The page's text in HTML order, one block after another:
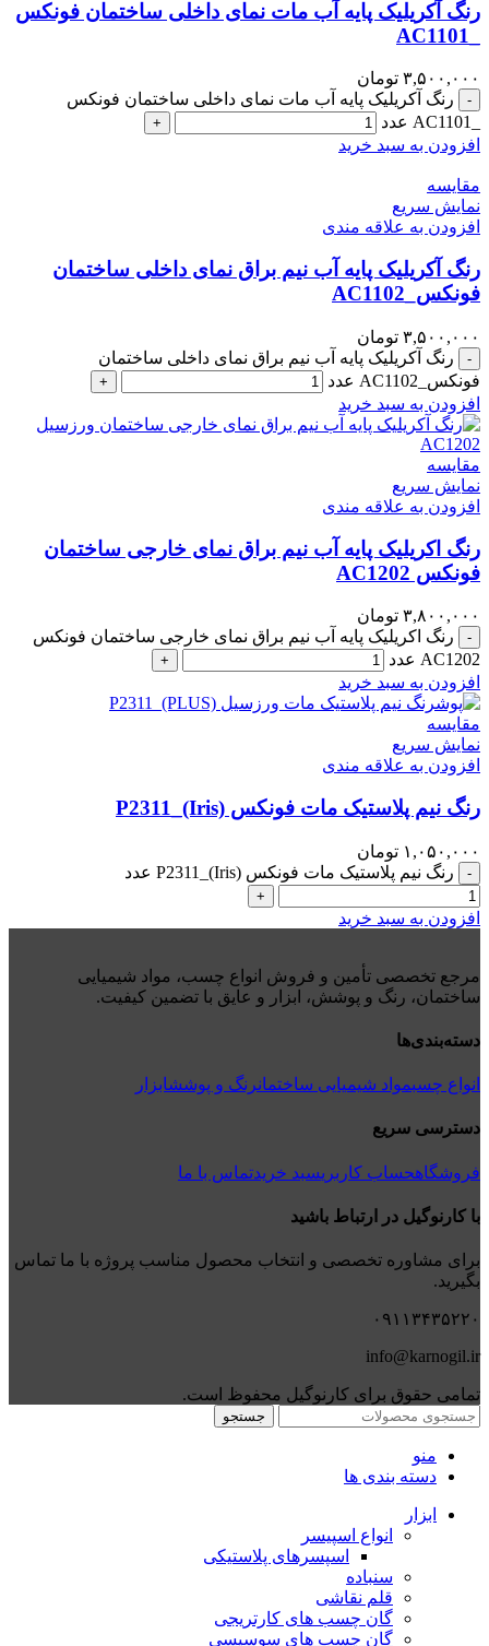
رنگ آکریلیک پایه آب مات نمای داخلی ساختمان فونکس
۳,۵۰۰,۰۰۰ تومان
-
رنگ آکریلیک پایه آب مات نمای داخلی ساختمان فونکس
+
افزودن به سبد خرید
مقايسه
نمایش سریع
افزودن به علاقه مندی
رنگ آکریلیک پایه آب نیم براق نمای داخلی ساختمان
فونکس_AC1102
۳,۵۰۰,۰۰۰ تومان
-
رنگ آکریلیک پایه آب نیم براق نمای داخلی ساختمان
فونکس_AC1102 عدد
+
افزودن به سبد خرید
مقايسه
نمایش سریع
افزودن به علاقه مندی
رنگ اکریلیک پایه آب نیم براق نمای خارجی ساختمان
فونکس AC1202
۳,۸۰۰,۰۰۰ تومان
-
رنگ اکریلیک پایه آب نیم براق نمای خارجی ساختمان فونکس
AC1202 عدد
+
افزودن به سبد خرید
مقايسه
نمایش سریع
افزودن به علاقه مندی
رنگ نیم پلاستیک مات فونکس P2311_(Iris)
۱,۰۵۰,۰۰۰ تومان
- رنگ نیم پلاستیک مات فونکس P2311_(Iris) عدد
+
افزودن به سبد خرید
مرجع تخصصی تأمین و فروش انواع چسب، مواد شیمیایی
ساختمان، رنگ و پوشش، ابزار و عایق با تضمین کیفیت.
دسته‌بندی‌ها
انواع چسبمواد شیمیایی ساختمانرنگ و پوششابزار
دسترسی سریع
فروشگاهحساب کاربریسبد خریدتماس با ما
با کارنوگیل در ارتباط باشید
برای مشاوره تخصصی و انتخاب محصول مناسب پروژه با ما تماس
بگیرید.
۰۹۱۱۳۴۳۵۲۲۰
info@karnogil.ir
تمامی حقوق برای کارنوگیل محفوظ است.
جستجو
منو
دسته بندی ها
ابزار
انواع اسپیسر
اسپسرهای پلاستیکی
سنباده
قلم نقاشی
گان چسب های کارتریجی
گان چسب های سوسیسی